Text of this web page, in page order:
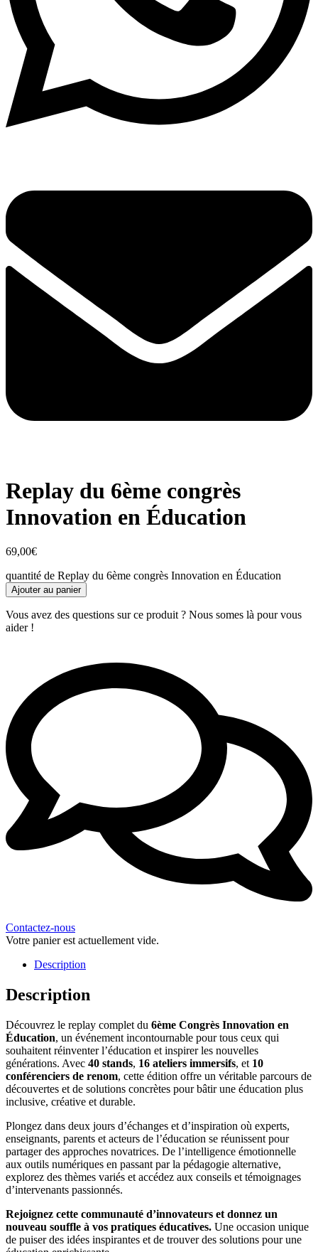
Replay du 6ème congrès
Innovation en Éducation
69,00€
quantité de Replay du 6ème congrès Innovation en Éducation
Ajouter au panier
Vous avez des questions sur ce produit ? Nous somes là pour vous
aider !
Contactez-nous
Votre panier est actuellement vide.
Description
Description
Découvrez le replay complet du 6ème Congrès Innovation en
Éducation, un événement incontournable pour tous ceux qui
souhaitent réinventer l’éducation et inspirer les nouvelles
générations. Avec 40 stands, 16 ateliers immersifs, et 10
conférenciers de renom, cette édition offre un véritable parcours de
découvertes et de solutions concrètes pour bâtir une éducation plus
inclusive, créative et durable.
Plongez dans deux jours d’échanges et d’inspiration où experts,
enseignants, parents et acteurs de l’éducation se réunissent pour
partager des approches novatrices. De l’intelligence émotionnelle
aux outils numériques en passant par la pédagogie alternative,
explorez des thèmes variés et accédez aux conseils et témoignages
d’intervenants passionnés.
Rejoignez cette communauté d’innovateurs et donnez un
nouveau souffle à vos pratiques éducatives. Une occasion unique
de puiser des idées inspirantes et de trouver des solutions pour une